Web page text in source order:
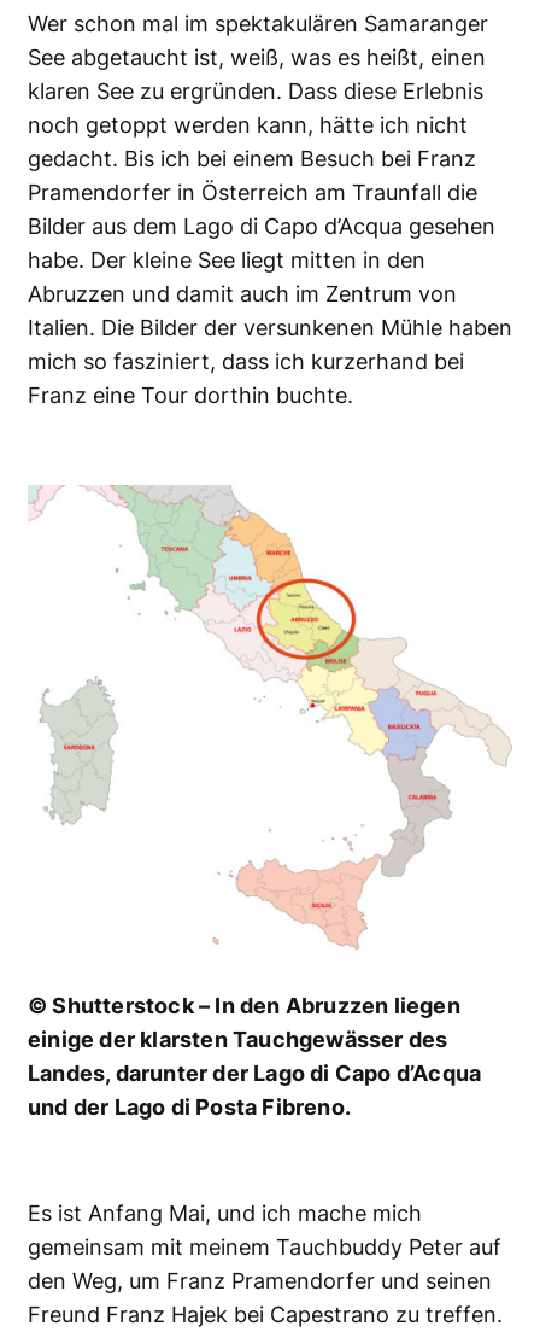
Wer schon mal im spektakulären Samaranger
See abgetaucht ist, weiß, was es heißt, einen
klaren See zu ergründen. Dass diese Erlebnis
noch getoppt werden kann, hätte ich nicht
gedacht. Bis ich bei einem Besuch bei Franz
Pramendorfer in Österreich am Traunfall die
Bilder aus dem Lago di Capo d’Acqua gesehen
habe. Der kleine See liegt mitten in den
Abruzzen und damit auch im Zentrum von
Italien. Die Bilder der versunkenen Mühle haben
mich so fasziniert, dass ich kurzerhand bei
Franz eine Tour dorthin buchte.
© Shutterstock – In den Abruzzen liegen
einige der klarsten Tauchgewässer des
Landes, darunter der Lago di Capo d’Acqua
und der Lago di Posta Fibreno.
Es ist Anfang Mai, und ich mache mich
gemeinsam mit meinem Tauchbuddy Peter auf
den Weg, um Franz Pramendorfer und seinen
Freund Franz Hajek bei Capestrano zu treffen.